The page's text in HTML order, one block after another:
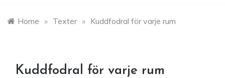
Home » Texter » Kuddfodral för varje rum
Kuddfodral för varje rum